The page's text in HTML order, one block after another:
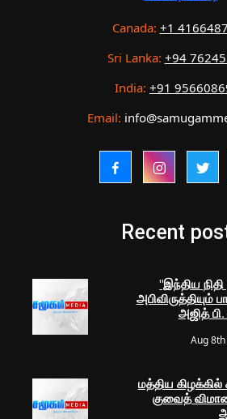
Canada: +1
Sri Lanka: +94
India: +91
Email:
Recent
"இந்திய
அபிவிருத்தியும்
அஜித்
Aug
மத்திய கிழக்கில்
குவைத்